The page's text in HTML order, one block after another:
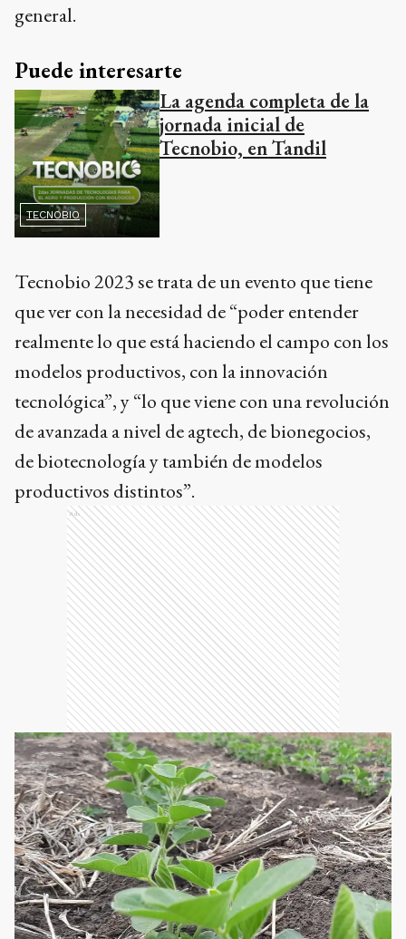
general.
Puede interesarte
TECNOBIO
La agenda completa de la
jornada inicial de
Tecnobio, en Tandil
Tecnobio 2023 se trata de un evento que tiene
que ver con la necesidad de “poder entender
realmente lo que está haciendo el campo con los
modelos productivos, con la innovación
tecnológica”, y “lo que viene con una revolución
de avanzada a nivel de agtech, de bionegocios,
de biotecnología y también de modelos
productivos distintos”.
Ads